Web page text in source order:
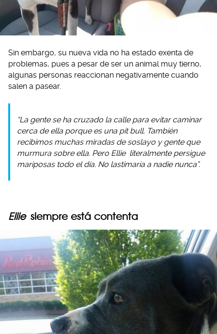
Sin embargo, su nueva vida no ha estado exenta de
problemas, pues a pesar de ser un animal muy tierno,
algunas personas reaccionan negativamente cuando
salen a pasear.
“La gente se ha cruzado la calle para evitar caminar
cerca de ella porque es una pit bull. También
recibimos muchas miradas de soslayo y gente que
murmura sobre ella. Pero Ellie literalmente persigue
mariposas todo el día. No lastimaría a nadie nunca”.
Ellie siempre está contenta